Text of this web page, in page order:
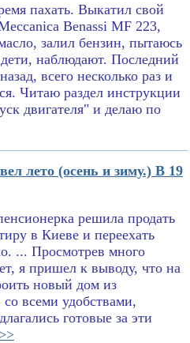
пахать. Выкатил свой
Benassi MF 223,
залил бензин, пытаюсь
дети, наблюдают. Последний
всего несколько раз и
Читаю раздел инструкции
двигателя" и делаю по
лето (осень и зиму.) В 19
решила продать
в Киеве и переехать
... Просмотрев много
я пришел к выводу, что на
новый дом из
всеми удобствами,
готовые за эти